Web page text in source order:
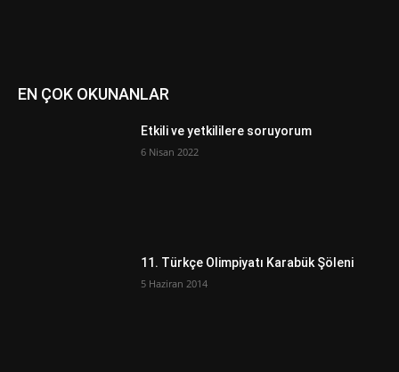
EN ÇOK OKUNANLAR
Etkili ve yetkililere soruyorum
6 Nisan 2022
11. Türkçe Olimpiyatı Karabük Şöleni
5 Haziran 2014